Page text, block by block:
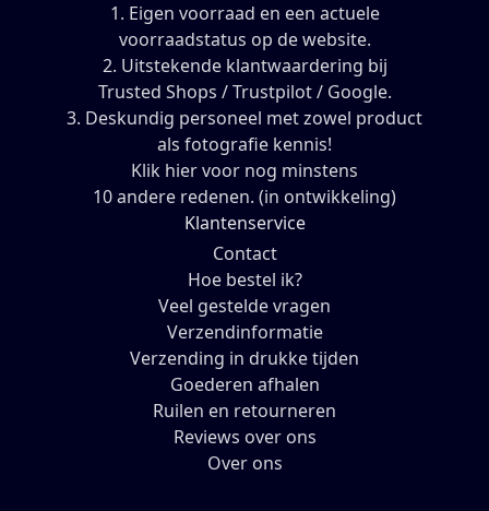
1. Eigen voorraad en een actuele
voorraadstatus op de website.
2. Uitstekende klantwaardering bij
Trusted Shops / Trustpilot / Google.
3. Deskundig personeel met zowel product
als fotografie kennis!
Klik hier voor nog minstens
10 andere redenen. (in ontwikkeling)
Klantenservice
Contact
Hoe bestel ik?
Veel gestelde vragen
Verzendinformatie
Verzending in drukke tijden
Goederen afhalen
Ruilen en retourneren
Reviews over ons
Over ons